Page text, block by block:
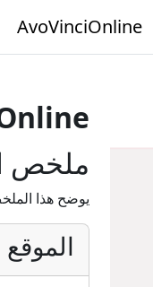
AvoVinciOnline
ملخص
يوضح هذا
الموقع